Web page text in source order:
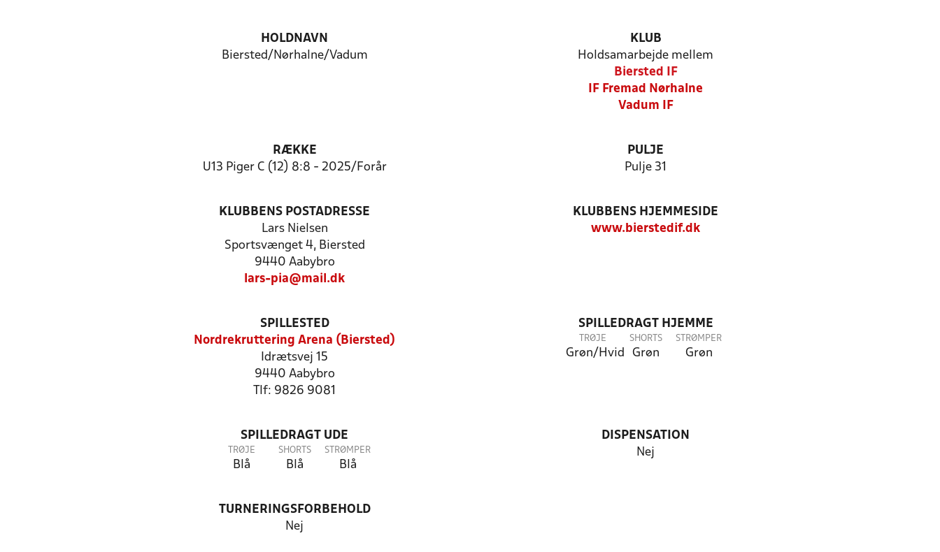
HOLDNAVN
Biersted/Nørhalne/Vadum
KLUB
Holdsamarbejde mellem
Biersted IF
IF Fremad Nørhalne
Vadum IF
RÆKKE
U13 Piger C (12) 8:8 - 2025/Forår
PULJE
Pulje 31
KLUBBENS POSTADRESSE
Lars Nielsen
Sportsvænget 4, Biersted
9440 Aabybro
lars-pia@mail.dk
KLUBBENS HJEMMESIDE
www.bierstedif.dk
SPILLESTED
Nordrekruttering Arena (Biersted)
Idrætsvej 15
9440 Aabybro
Tlf: 9826 9081
SPILLEDRAGT HJEMME
TRØJE
Grøn/Hvid
SHORTS
Grøn
STRØMPER
Grøn
SPILLEDRAGT UDE
TRØJE
Blå
SHORTS
Blå
STRØMPER
Blå
DISPENSATION
Nej
TURNERINGSFORBEHOLD
Nej